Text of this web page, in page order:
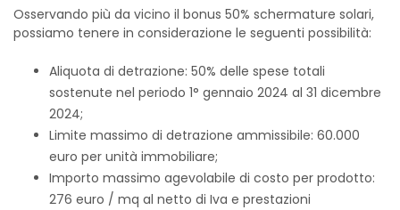
Osservando più da vicino il bonus 50% schermature solari,
possiamo tenere in considerazione le seguenti possibilità:
Aliquota di detrazione: 50% delle spese totali
sostenute nel periodo 1° gennaio 2024 al 31 dicembre
2024;
Limite massimo di detrazione ammissibile: 60.000
euro per unità immobiliare;
Importo massimo agevolabile di costo per prodotto:
276 euro / mq al netto di Iva e prestazioni